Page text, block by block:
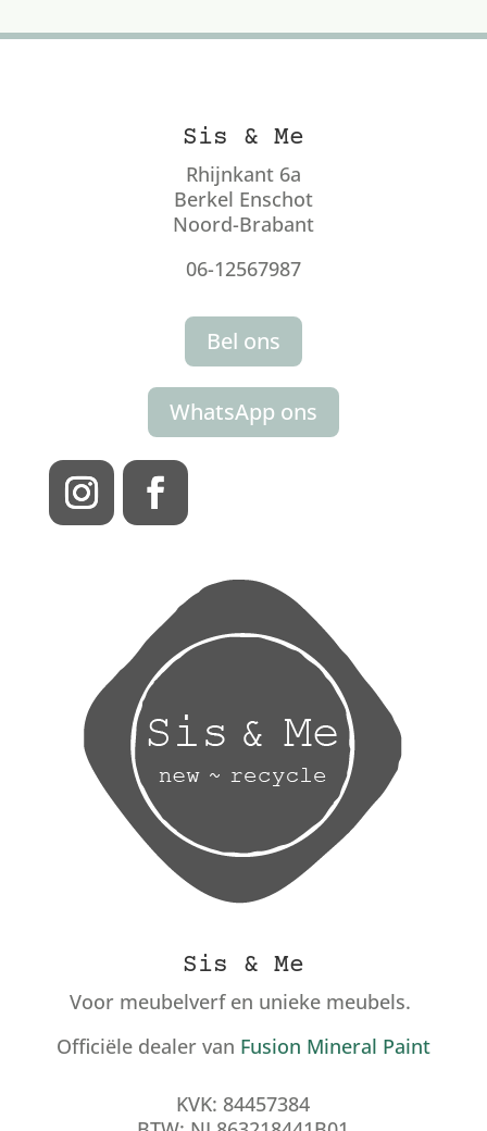
Sis & Me
Rhijnkant 6a
Berkel Enschot
Noord-Brabant
06-12567987
Bel ons
WhatsApp ons
Sis & Me
Voor meubelverf en unieke meubels.
Officiële dealer van Fusion Mineral Paint
KVK: 84457384